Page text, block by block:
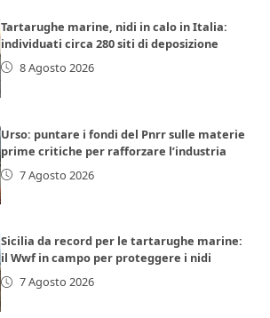
Tartarughe marine, nidi in calo in Italia:
individuati circa 280 siti di deposizione
8 Agosto 2026
Urso: puntare i fondi del Pnrr sulle materie
prime critiche per rafforzare l’industria
7 Agosto 2026
Sicilia da record per le tartarughe marine:
il Wwf in campo per proteggere i nidi
7 Agosto 2026